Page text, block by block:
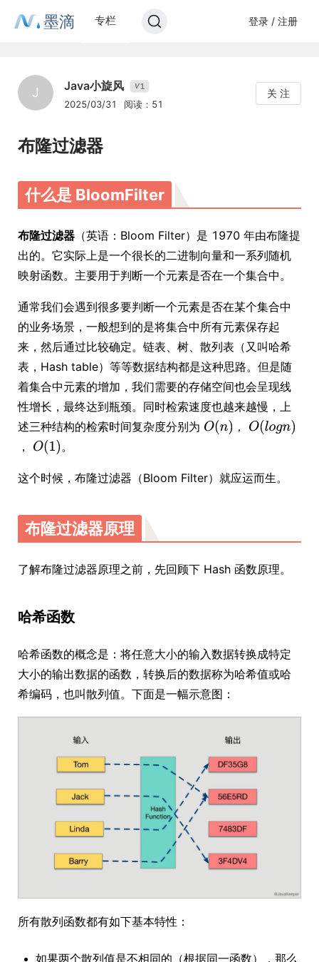
墨滴 专栏 登录 / 注册
J Java小旋风 V1
2025/03/31 阅读：51
关 注
布隆过滤器
什么是 BloomFilter
布隆过滤器 （英语：Bloom Filter）是 1970 年由布隆提
出的。它实际上是一个很长的二进制向量和一系列随机
映射函数。主要用于判断一个元素是否在一个集合中。
通常我们会遇到很多要判断一个元素是否在某个集合中
的业务场景，一般想到的是将集合中所有元素保存起
来，然后通过比较确定。链表、树、散列表（又叫哈希
表，Hash table）等等数据结构都是这种思路。但是随
着集合中元素的增加，我们需要的存储空间也会呈现线
性增长，最终达到瓶颈。同时检索速度也越来越慢，上
述三种结构的检索时间复杂度分别为
，
，
。
这个时候，布隆过滤器（Bloom Filter）就应运而生。
布隆过滤器原理
了解布隆过滤器原理之前，先回顾下 Hash 函数原理。
哈希函数
哈希函数的概念是：将任意大小的输入数据转换成特定
大小的输出数据的函数，转换后的数据称为哈希值或哈
希编码，也叫散列值。下面是一幅示意图：
所有散列函数都有如下基本特性：
如果两个散列值是不相同的（根据同一函数），那么